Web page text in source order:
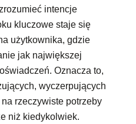
intencje
kluczowe staje się
użytkownika, gdzie
jak największej
Oznacza to,
wyczerpujących
rzeczywiste potrzeby
niż kiedykolwiek.